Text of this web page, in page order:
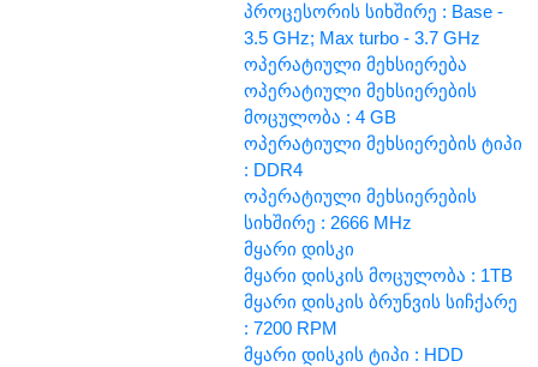
პროცესორის სიხშირე : Base -
3.5 GHz; Max turbo - 3.7 GHz
ოპერატიული მეხსიერება
ოპერატიული მეხსიერების
მოცულობა : 4 GB
ოპერატიული მეხსიერების ტიპი
: DDR4
ოპერატიული მეხსიერების
სიხშირე : 2666 MHz
მყარი დისკი
მყარი დისკის მოცულობა : 1TB
მყარი დისკის ბრუნვის სიჩქარე
: 7200 RPM
მყარი დისკის ტიპი : HDD